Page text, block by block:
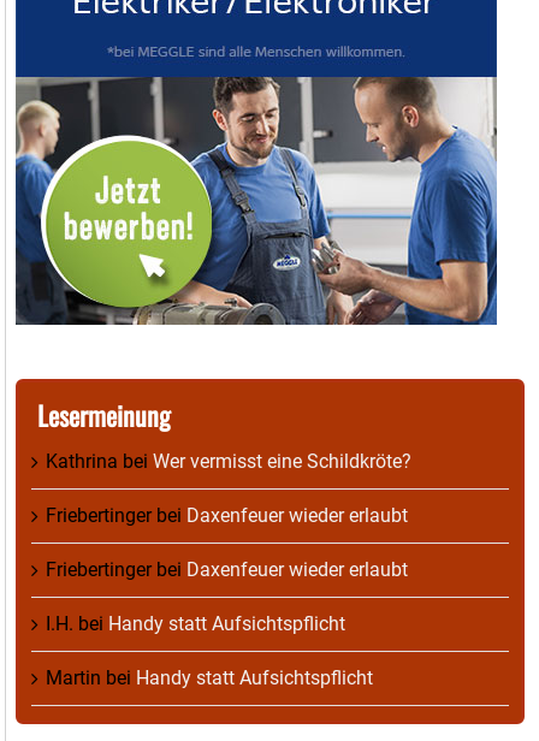
Lesermeinung
Kathrina bei Wer vermisst eine Schildkröte?
Friebertingerbei Daxenfeuer wieder erlaubt
Friebertingerbei Daxenfeuer wieder erlaubt
I.H. bei Handy statt Aufsichtspflicht
Martin bei Handy statt Aufsichtspflicht